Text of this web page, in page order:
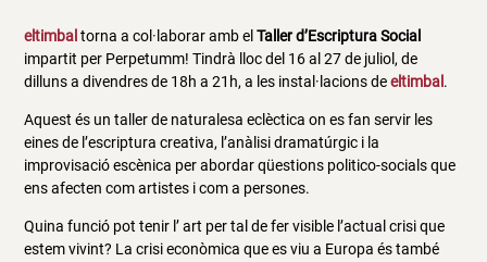
eltimbal torna a col·laborar amb elTaller d’Escriptura Social
impartit per Perpetumm! Tindrà lloc del 16 al 27 de juliol, de
dilluns a divendres de 18h a 21h, a les instal·lacions deeltimbal .
Aquest és un taller de naturalesa eclèctica on es fan servir les
eines de l’escriptura creativa, l’anàlisi dramatúrgic i la
improvisació escènica per abordar qüestions politico-socials que
ens afecten com artistes i com a persones.
Quina funció pot tenir l’ art per tal de fer visible l’actual crisi que
estem vivint? La crisi econòmica que es viu a Europa és també